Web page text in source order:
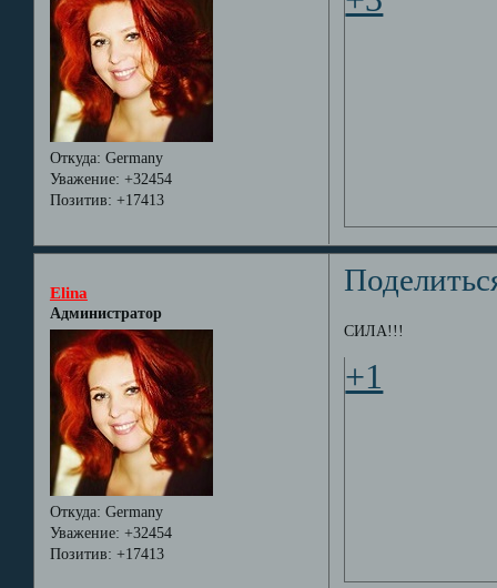
Откуда: Germany
Уважение: +32454
Позитив: +17413
Elina
Администратор
Откуда: Germany
Уважение: +32454
Позитив: +17413
СИЛА!!!
+1